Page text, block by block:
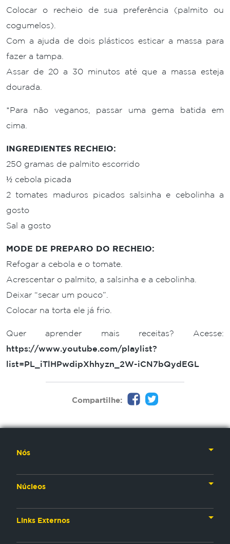
Colocar o recheio de sua preferência (palmito ou
cogumelos).
Com a ajuda de dois plásticos esticar a massa para
fazer a tampa.
Assar de 20 a 30 minutos até que a massa esteja
dourada.
*Para não veganos, passar uma gema batida em
cima.
INGREDIENTES RECHEIO:
250 gramas de palmito escorrido
½ cebola picada
2 tomates maduros picados salsinha e cebolinha a
gosto
Sal a gosto
MODE DE PREPARO DO RECHEIO:
Refogar a cebola e o tomate.
Acrescentar o palmito, a salsinha e a cebolinha.
Deixar “secar um pouco”.
Colocar na torta ele já frio.
Quer aprender mais receitas? Acesse:
https://www.youtube.com/playlist?
list=PL_iTlHPwdipXhhyzn_2W-iCN7bQydEGL
Compartilhe:
Nós
Núcleos
Links Externos